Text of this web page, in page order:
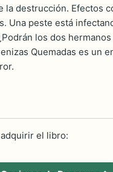
destrucción. Efectos
Una peste está
los dos
Quemadas es un
el libro: